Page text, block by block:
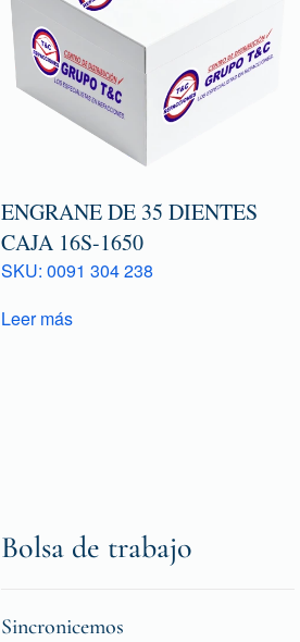
ENGRANE DE 35 DIENTES
CAJA 16S-1650
SKU: 0091 304 238
Leer más
Bolsa de trabajo
Sincronicemos